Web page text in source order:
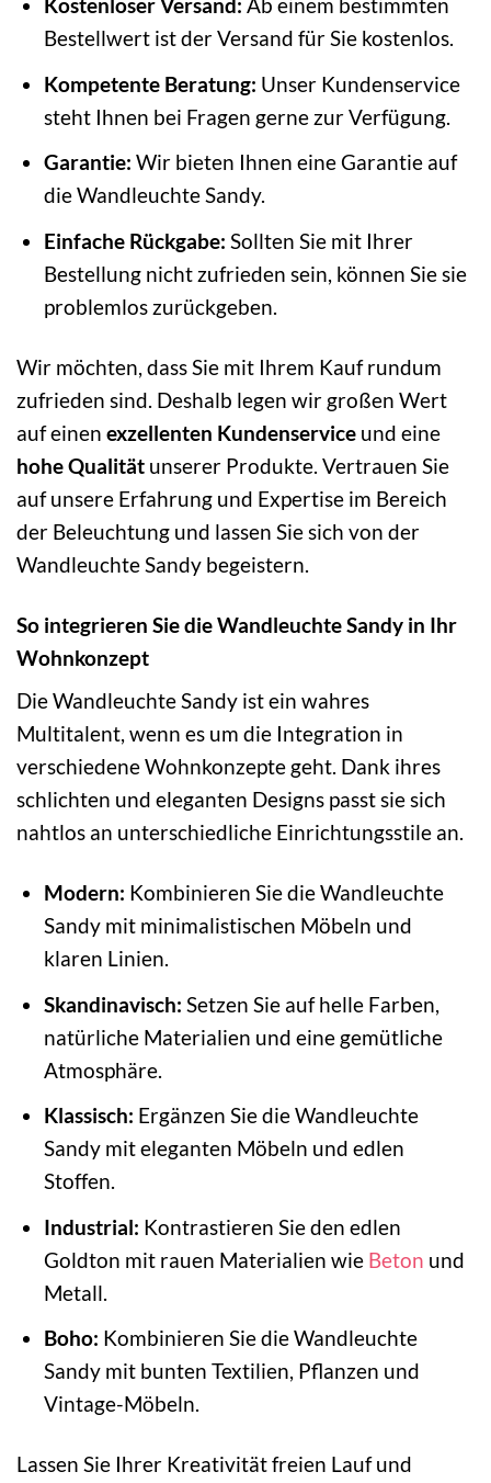
Kostenloser Versand: Ab einem bestimmten
Bestellwert ist der Versand für Sie kostenlos.
Kompetente Beratung: Unser Kundenservice
steht Ihnen bei Fragen gerne zur Verfügung.
Garantie: Wir bieten Ihnen eine Garantie auf
die Wandleuchte Sandy.
Einfache Rückgabe: Sollten Sie mit Ihrer
Bestellung nicht zufrieden sein, können Sie sie
problemlos zurückgeben.
Wir möchten, dass Sie mit Ihrem Kauf rundum
zufrieden sind. Deshalb legen wir großen Wert
auf einen exzellenten Kundenservice und eine
hohe Qualität unserer Produkte. Vertrauen Sie
auf unsere Erfahrung und Expertise im Bereich
der Beleuchtung und lassen Sie sich von der
Wandleuchte Sandy begeistern.
So integrieren Sie die Wandleuchte Sandy in Ihr
Wohnkonzept
Die Wandleuchte Sandy ist ein wahres
Multitalent, wenn es um die Integration in
verschiedene Wohnkonzepte geht. Dank ihres
schlichten und eleganten Designs passt sie sich
nahtlos an unterschiedliche Einrichtungsstile an.
Modern: Kombinieren Sie die Wandleuchte
Sandy mit minimalistischen Möbeln und
klaren Linien.
Skandinavisch: Setzen Sie auf helle Farben,
natürliche Materialien und eine gemütliche
Atmosphäre.
Klassisch: Ergänzen Sie die Wandleuchte
Sandy mit eleganten Möbeln und edlen
Stoffen.
Industrial: Kontrastieren Sie den edlen
Goldton mit rauen Materialien wie Beton und
Metall.
Boho: Kombinieren Sie die Wandleuchte
Sandy mit bunten Textilien, Pflanzen und
Vintage-Möbeln.
Lassen Sie Ihrer Kreativität freien Lauf und